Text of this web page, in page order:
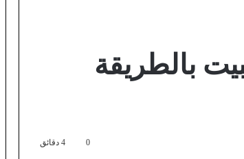
بالطريقة
0